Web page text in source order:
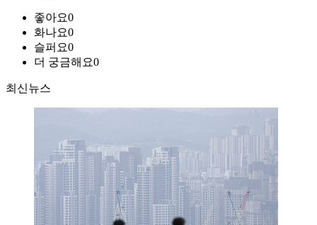
좋아요0
화나요0
슬퍼요0
더 궁금해요0
최신뉴스